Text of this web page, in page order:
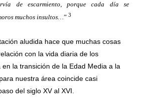
de escarmiento, porque cada día se
muchos insultos…” 3
aludida hace que muchas cosas
con la vida diaria de los
la transición de la Edad Media a la
nuestra área coincide casi
del siglo XV al XVI.